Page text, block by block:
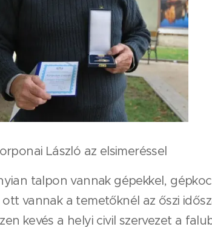
László az elsimeréssel
talpon vannak gépekkel,
vannak a temetőknél az őszi
kevés a helyi civil szervezet a